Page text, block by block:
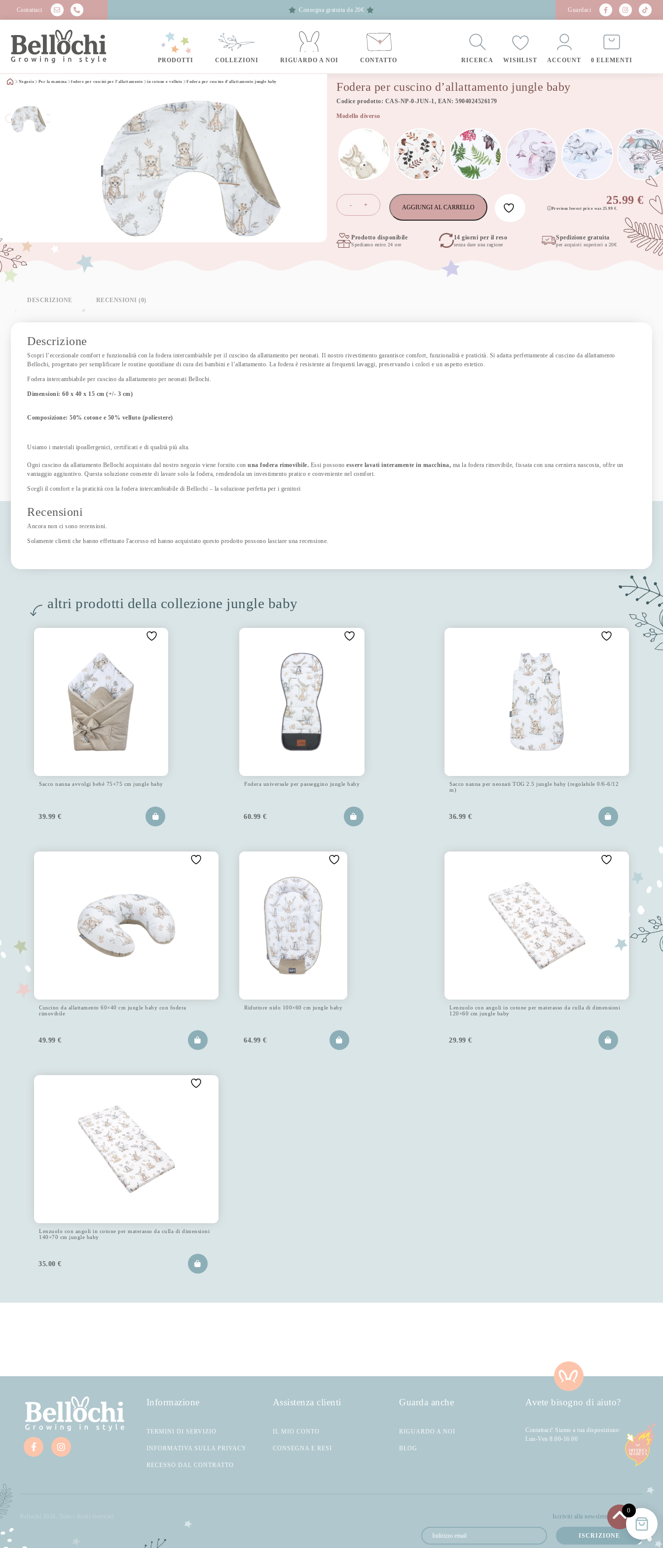
Contattaci Consegna gratuita da 20€ Guardaci
PRODOTTI COLLEZIONI RIGUARDO A NOI CONTATTO RICERCA WISHLIST ACCOUNT 0 ELEMENTI
Negozio Per la mamma fodere per cuscini per l’allattamento in cotone e velluto Fodera per cuscino d’allattamento jungle baby Fodera per cuscino d’allattamento jungle baby
Codice prodotto: CAS-NP-0-JUN-1, EAN: 5904024526179
Modello diverso
-
jungle
baby
+ AGGIUNGI AL CARRELLO
25.99€
Previous lowest price was 25.99 €.
Prodotto disponibile
Spediamo entro 24 ore
14 giorni per il reso
senza dare una ragione
Spedizione gratuita
per acquisti superiori a 20€
DESCRIZIONE RECENSIONI (0)
Descrizione
Scopri l’eccezionale comfort e funzionalità con la fodera intercambiabile per il cuscino da allattamento per neonati. Il nostro rivestimento garantisce comfort, funzionalità e praticità. Si adatta perfettamente al cuscino da allattamento
Bellochi, progettato per semplificare le routine quotidiane di cura dei bambini e l’allattamento. La fodera è resistente ai frequenti lavaggi, preservando i colori e un aspetto estetico.
Fodera intercambiabile per cuscino da allattamento per neonati Bellochi.
Dimensioni: 60 x 40 x 15 cm (+/- 3 cm)
Composizione: 50% cotone e 50% velluto (poliestere)
Usiamo i materiali ipoallergenici, certificati e di qualità più alta.
Ogni cuscino da allattamento Bellochi acquistato dal nostro negozio viene fornito con una fodera rimovibile. Essi possonoessere lavati interamente in macchina, ma la fodera rimovibile, fissata con una cerniera nascosta, offre un
vantaggio aggiuntivo. Questa soluzione consente di lavare solo la fodera, rendendola un investimento pratico e conveniente nel comfort.
Scegli il comfort e la praticità con la fodera intercambiabile di Bellochi – la soluzione perfetta per i genitori
Recensioni
Ancora non ci sono recensioni.
Solamente clienti che hanno effettuato l'accesso ed hanno acquistato questo prodotto possono lasciare una recensione.
altri prodotti della collezione jungle baby
Sacco nanna avvolgi bebè 75×75 cm jungle baby
39.99 €
Fodera universale per passeggino jungle baby
60.99 €
Sacco nanna per neonati TOG 2.5 jungle baby (regolabile 0/6-6/12
m)
36.99 €
Cuscino da allattamento 60×40 cm jungle baby con fodera
rimovibile
49.99 €
Riduttore nido 100×60 cm jungle baby
64.99 €
Lenzuolo con angoli in cotone per materasso da culla di dimensioni
120×60 cm jungle baby
29.99 €
Lenzuolo con angoli in cotone per materasso da culla di dimensioni
140×70 cm jungle baby
35.00 €
Informazione
TERMINI DI SERVIZIO
INFORMATIVA SULLA PRIVACY
RECESSO DAL CONTRATTO
Assistenza clienti
IL MIO CONTO
CONSEGNA E RESI
Guarda anche
RIGUARDO A NOI
BLOG
Avete bisogno di aiuto?
Contattaci! Siamo a tua disposizione:
Lun-Ven 8:00-16:00
Iscriviti alla newsletter di Bellocchi
0